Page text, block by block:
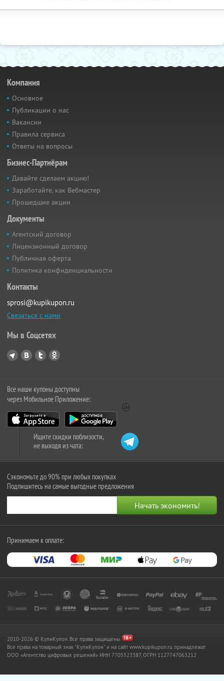
Компания
Основное
Публикации о нас
Вакансии
Правила сервиса
Ответы на вопросы
Бизнес-Партнёрам
Давайте сделаем акцию!
Заработайте, как Вебмастер
Прошедшие акции
Документы
Агентский договор
Лицензионный договор
Публичная оферта
Политика конфиденциальности
Контакты
sprosi@kupikupon.ru
Связаться с нами
Мы в Соцсетях
Все наши купоны доступны
через Мобильное Приложение:
Ищите скидки поблизости,
не выходя из чата:
Сэкономьте до 90% при любых покупках
Подпишитесь на самые выгодные предложения
Принимаем к оплате:
2010-2026 © КупиКупон. Все права защищены.
Все права на товарный знак "КупиКупон" и на сайт www.kupikupon.ru принадлежат
OOO «Агентство цифровых решений» ИНН 7705523387, ОГРН 1127747063212